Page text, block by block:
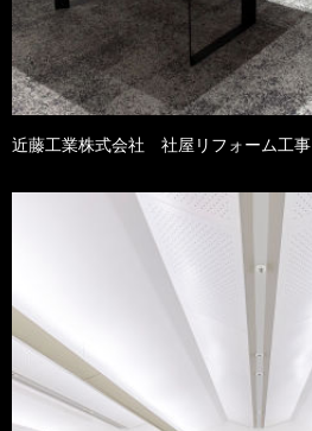
近藤工業株式会社 社屋リフォーム工事